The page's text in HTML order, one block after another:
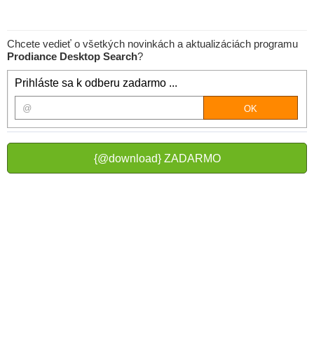
Chcete vedieť o všetkých novinkách a aktualizáciách programu
Prodiance Desktop Search?
Prihláste sa k odberu zadarmo ...
{@download} ZADARMO